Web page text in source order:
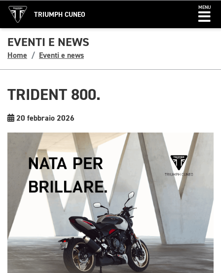
TRIUMPH CUNEO
MENU
EVENTI E NEWS
Home Eventi e news
TRIDENT 800.
20 febbraio 2026